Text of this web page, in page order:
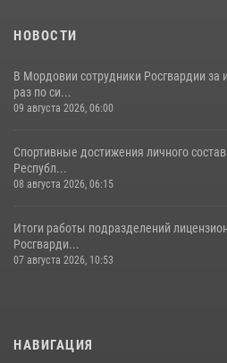
НОВОСТИ
В Мордовии сотрудники Росгвардии
раз по си...
09 августа 2026, 06:00
Спортивные достижения личного
Республ...
08 августа 2026, 06:15
Итоги работы подразделений
Росгварди...
07 августа 2026, 10:53
НАВИГАЦИЯ